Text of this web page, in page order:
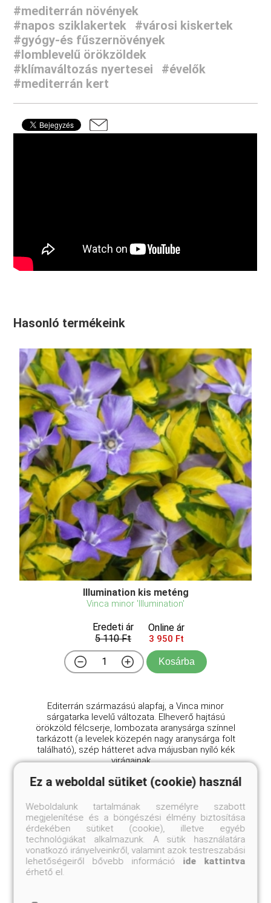
#mediterrán növények
#napos sziklakertek
#városi kiskertek
#gyógy-és fűszernövények
#lomblevelű örökzöldek
#klímaváltozás nyertesei
#évelők
#mediterrán kert
Hasonló termékeink
Illumination kis meténg
Vinca minor 'Illumination'
Eredeti ár
5 110 Ft
Online ár
3 950 Ft
Kosárba
Editerrán származású alapfaj, a Vinca minor
sárgatarka levelű változata. Elheverő hajtású
örökzöld félcserje, lombozata aranysárga színnel
tarkázott (a levelek közepén nagy aranysárga folt
található), szép hátteret adva májusban nyíló kék
virágainak. ...
Ez a weboldal sütiket (cookie) használ
Weboldalunk tartalmának személyre szabott
megjelenítése és a böngészési élmény biztosítása
érdekében sütiket (cookie), illetve egyéb
technológiákat alkalmazunk. A sütik használatára
vonatkozó irányelveinkről, valamint azok testreszabási
lehetőségeiről bővebb információ ide kattintva
érhető el.